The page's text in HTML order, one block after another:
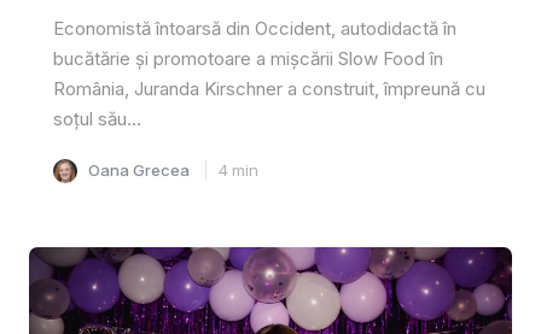
Economistă întoarsă din Occident, autodidactă în
bucătărie și promotoare a mișcării Slow Food în
România, Juranda Kirschner a construit, împreună cu
soțul său...
Oana Grecea 4 min